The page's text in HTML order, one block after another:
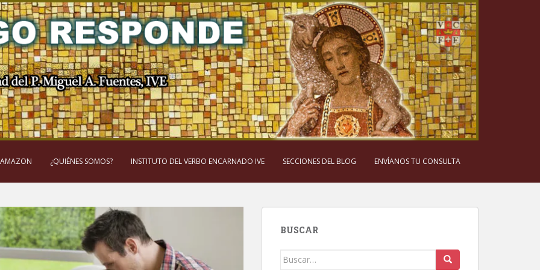
¿QUIÉNES SOMOS? INSTITUTO DEL VERBO ENCARNADO IVE SECCIONES DEL BLOG ENVÍANOS TU CONSULTA
BUSCAR
Buscar: